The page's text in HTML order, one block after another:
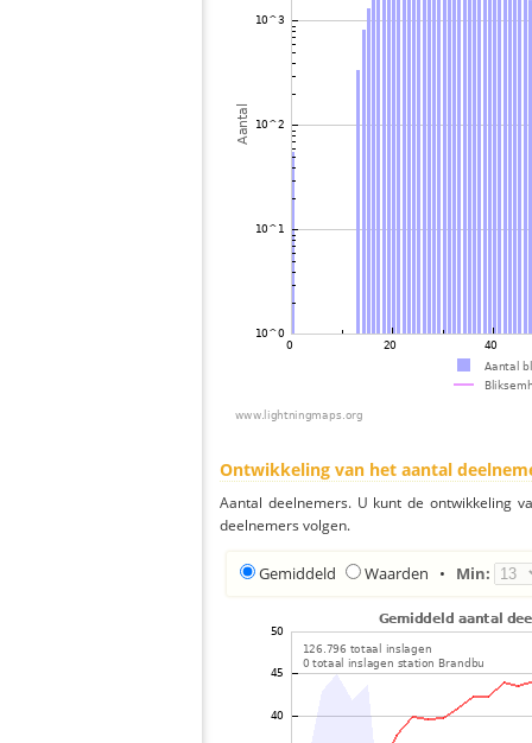
Ontwikkeling van het aantal
Aantal deelnemers. U kunt de ontwikkeling
deelnemers volgen.
Gemiddeld Waarden • Min: